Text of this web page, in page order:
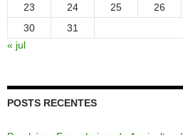
23
24 25 26
30
31
« jul
POSTS RECENTES